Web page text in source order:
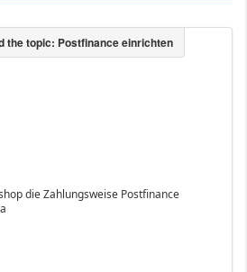
die Zahlungsweise Postfinance